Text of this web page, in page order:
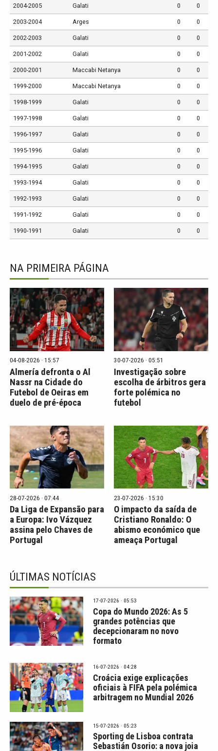
2004-2005 Galati 0 0
2003-2004 Arges 0 0
2002-2003 Galati 0 0
2001-2002 Galati 0 0
2000-2001 Maccabi Netanya 0 0
1999-2000 Maccabi Netanya 0 0
1998-1999 Galati 0 0
1997-1998 Galati 0 0
1996-1997 Galati 0 0
1995-1996 Galati 0 0
1994-1995 Galati 0 0
1993-1994 Galati 0 0
1992-1993 Galati 0 0
1991-1992 Galati 0 0
1990-1991 Galati 0 0
NA PRIMEIRA PÁGINA
04-08-2026 · 15:57
Almería defronta o Al
Nassr na Cidade do
Futebol de Oeiras em
duelo de pré-época
30-07-2026 · 05:51
Investigação sobre
escolha de árbitros gera
forte polémica no
futebol
28-07-2026 · 07:44
Da Liga de Expansão para
a Europa: Ivo Vázquez
assina pelo Chaves de
Portugal
23-07-2026 · 15:30
O impacto da saída de
Cristiano Ronaldo: O
abismo económico que
ameaça Portugal
ÚLTIMAS NOTÍCIAS
17-07-2026 · 05:53
Copa do Mundo 2026: As 5
grandes potências que
decepcionaram no novo
formato
16-07-2026 · 04:28
Croácia exige explicações
oficiais à FIFA pela polémica
arbitragem no Mundial 2026
15-07-2026 · 05:23
Sporting de Lisboa contrata
Sebastián Osorio: a nova joia